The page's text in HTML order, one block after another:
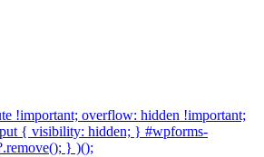
!important; overflow: hidden !important;
{ visibility: hidden; } #wpforms-
} )();